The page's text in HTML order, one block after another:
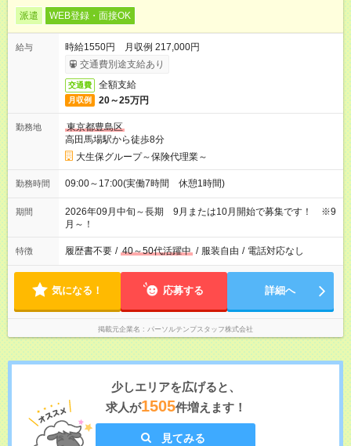
派遣 WEB登録・面接OK
給与
時給1550円 月収例 217,000円
交通費別途支給あり
交通費 全額支給
月収例 20～25万円
勤務地
東京都豊島区
高田馬場駅から徒歩8分
大生保グループ～保険代理業～
勤務時間 09:00～17:00(実働7時間 休憩1時間)
期間
2026年09月中旬～長期 9月または10月開始で募集です！ ※9
月～！
特徴 履歴書不要 / 40～50代活躍中 / 服装自由 / 電話対応なし
気になる！ 応募する 詳細へ
掲載元企業名 パーソルテンプスタッフ株式会社
少しエリアを広げると、
求人が1505件増えます！
見てみる